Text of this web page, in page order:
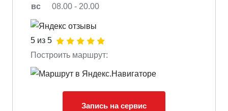
вс
08.00 - 20.00
5 из 5
Построить маршрут:
Запись на сервис